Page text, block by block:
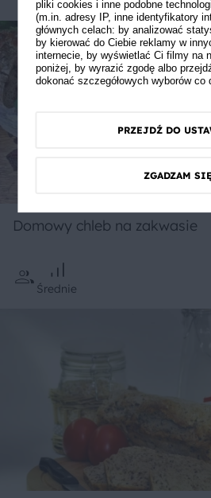
Domowy chleb na zakwasie
Średnie
pliki cookies i inne podobne
(m.in. adresy IP, inne identyfikatory
głównych celach: by analizować
by kierować do Ciebie reklamy w
internecie, by wyświetlać Ci filmy na
poniżej, by wyrazić zgodę albo
dokonać szczegółowych wyborów co
PRZEJDŹ DO
ZGADZAM SIĘ